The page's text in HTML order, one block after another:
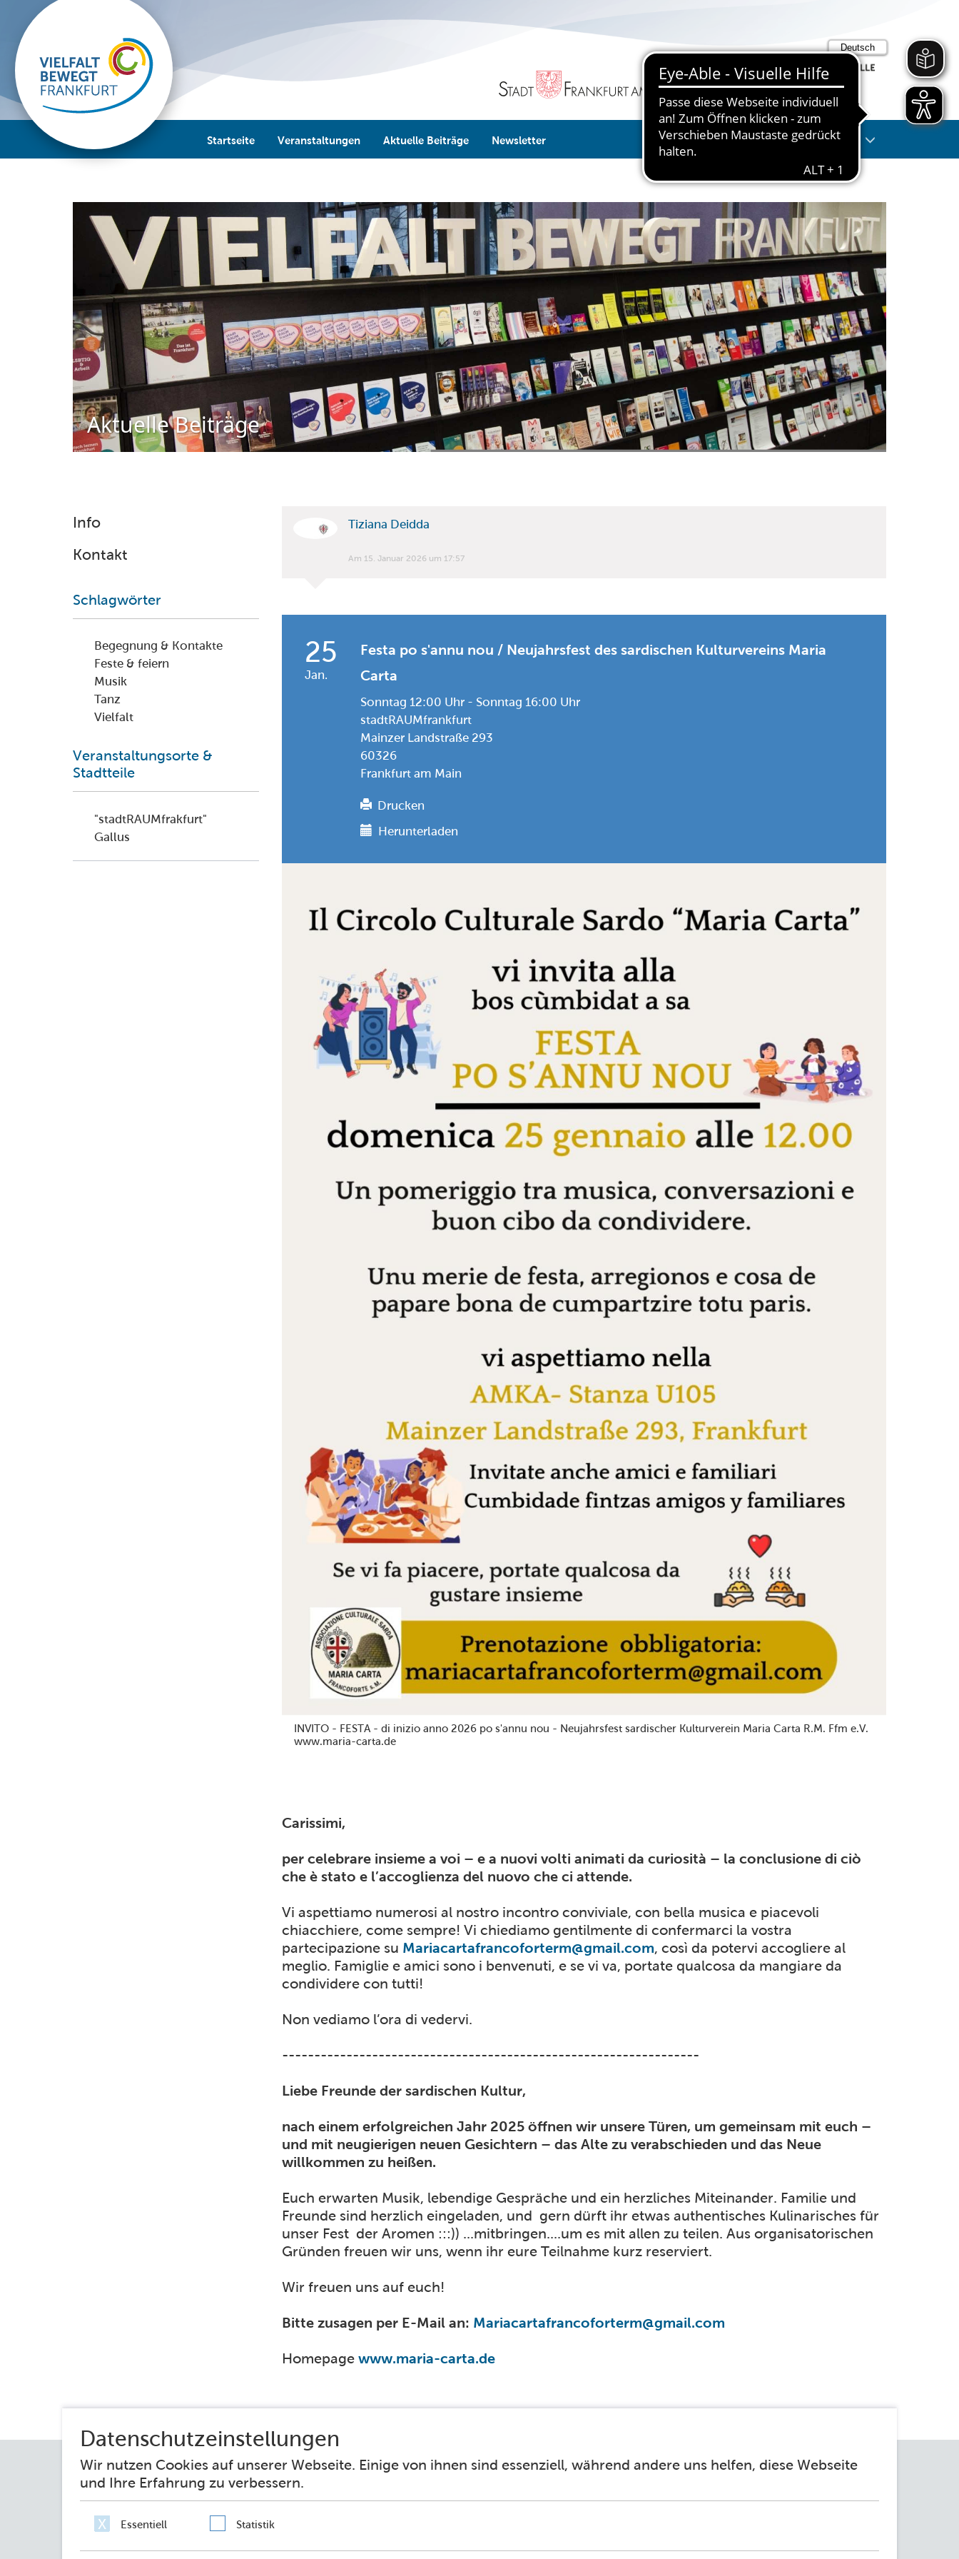
Startseite Veranstaltungen Aktuelle Beiträge Newsletter Suche Anmelden
Aktuelle Beiträge
Info
Kontakt
Schlagwörter
Begegnung & Kontakte
Feste & feiern
Musik
Tanz
Vielfalt
Veranstaltungsorte &
Stadtteile
"stadtRAUMfrakfurt"
Gallus
Tiziana Deidda
Am 15. Januar 2026 um 17:57
25
Jan.
Festa po s'annu nou / Neujahrsfest des sardischen Kulturvereins Maria
Carta
Sonntag 12:00 Uhr - Sonntag 16:00 Uhr
stadtRAUMfrankfurt
Mainzer Landstraße 293
60326
Frankfurt am Main
Drucken
Herunterladen
INVITO - FESTA - di inizio anno 2026 po s'annu nou - Neujahrsfest sardischer Kulturverein Maria Carta R.M. Ffm e.V.
www.maria-carta.de
Carissimi,
per celebrare insieme a voi – e a nuovi volti animati da curiosità – la conclusione di ciò
che è stato e l’accoglienza del nuovo che ci attende.
Vi aspettiamo numerosi al nostro incontro conviviale, con bella musica e piacevoli
chiacchiere, come sempre! Vi chiediamo gentilmente di confermarci la vostra
partecipazione su Mariacartafrancoforterm@gmail.com, così da potervi accogliere al
meglio. Famiglie e amici sono i benvenuti, e se vi va, portate qualcosa da mangiare da
condividere con tutti!
Non vediamo l’ora di vedervi.
-----------------------------------------------------------------
Liebe Freunde der sardischen Kultur,
nach einem erfolgreichen Jahr 2025 öffnen wir unsere Türen, um gemeinsam mit euch –
und mit neugierigen neuen Gesichtern – das Alte zu verabschieden und das Neue
willkommen zu heißen.
Euch erwarten Musik, lebendige Gespräche und ein herzliches Miteinander. Familie und
Freunde sind herzlich eingeladen, und gern dürft ihr etwas authentisches Kulinarisches für
unser Fest der Aromen :::)) ...mitbringen....um es mit allen zu teilen. Aus organisatorischen
Gründen freuen wir uns, wenn ihr eure Teilnahme kurz reserviert.
Wir freuen uns auf euch!
Bitte zusagen per E-Mail an: Mariacartafrancoforterm@gmail.com
Homepage www.maria-carta.de
Impressum Datenschutz Erklärung zur Barrierefreiheit